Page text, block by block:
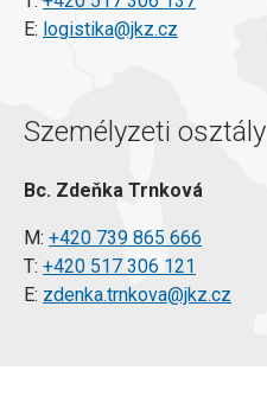
E: logistika@jkz.cz
Személyzeti osztály
Bc. Zdeňka Trnková
M: +420 739 865 666
T: +420 517 306 121
E: zdenka.trnkova@jkz.cz